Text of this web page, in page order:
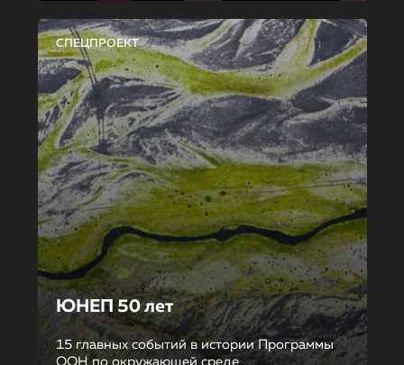
СПЕЦПРОЕКТ
ЮНЕП 50 лет
15 главных событий в истории Программы
ООН по окружающей среде